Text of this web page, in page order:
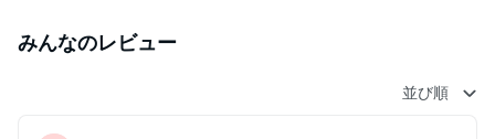
みんなのレビュー
並び順